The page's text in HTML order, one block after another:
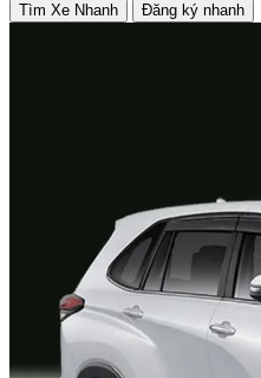
Tìm Xe Nhanh Đăng ký nhanh